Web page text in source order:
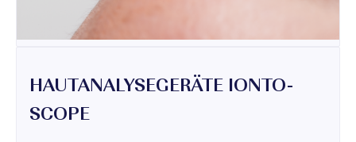
HAUTANALYSEGERÄTE IONTO-
SCOPE